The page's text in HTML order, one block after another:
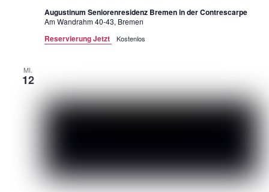
Augustinum Seniorenresidenz Bremen in der Contrescarpe
Am Wandrahm 40-43, Bremen
Reservierung Jetzt Kostenlos
MI.
12